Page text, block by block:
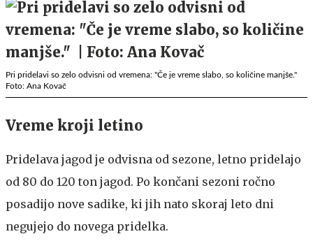
Pri pridelavi so zelo odvisni od vremena: "Če je vreme slabo, so količine manjše."
Foto: Ana Kovač
Vreme kroji letino
Pridelava jagod je odvisna od sezone, letno pridelajo
od 80 do 120 ton jagod. Po končani sezoni ročno
posadijo nove sadike, ki jih nato skoraj leto dni
negujejo do novega pridelka.